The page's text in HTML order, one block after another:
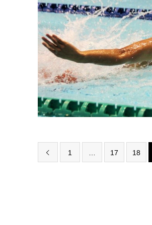
 1 17 18